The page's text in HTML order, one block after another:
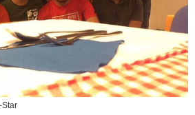
Star